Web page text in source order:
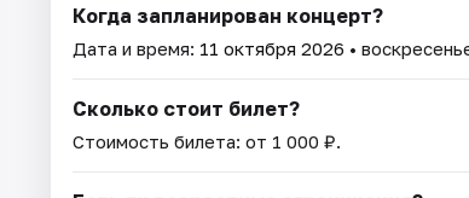
Когда запланирован концерт?
Дата и время: 11 октября 2026 •
Сколько стоит билет?
Стоимость билета: от 1 000 ₽.